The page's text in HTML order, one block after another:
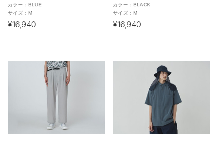
カラー： BLUE
サイズ： M
¥16,940
カラー： BLACK
サイズ： M
¥16,940